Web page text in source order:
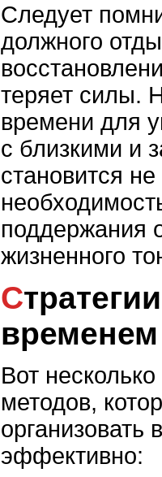
Следует
должного
теряет силы.
времени для
с близкими и
становится
поддержания
жизненного
Стратегии управления
временем
Вот
методов,
организовать
эффективно: